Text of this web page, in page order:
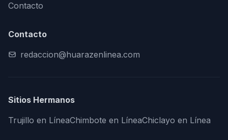
Contacto
Contacto
redaccion@huarazenlinea.com
Sitios Hermanos
Trujillo en LíneaChimbote en LíneaChiclayo en Línea